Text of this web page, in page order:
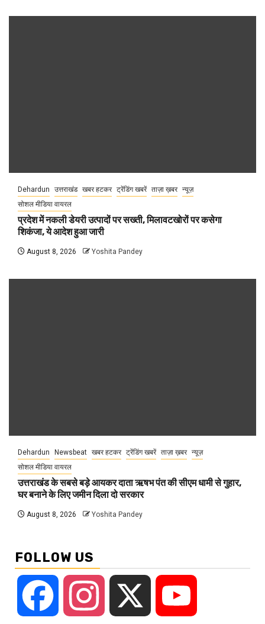
Dehardun उत्तराखंड खबर हटकर ट्रेंडिंग खबरें ताज़ा ख़बर न्यूज़
सोशल मीडिया वायरल
प्रदेश में नकली डेयरी उत्पादों पर सख्ती, मिलावटखोरों पर कसेगा
शिकंजा, ये आदेश हुआ जारी
August 8, 2026 Yoshita Pandey
Dehardun Newsbeat खबर हटकर ट्रेंडिंग खबरें ताज़ा ख़बर न्यूज़
सोशल मीडिया वायरल
उत्तराखंड के सबसे बड़े आयकर दाता ऋषभ पंत की सीएम धामी से गुहार,
घर बनाने के लिए जमीन दिला दो सरकार
August 8, 2026 Yoshita Pandey
FOLLOW US
Facebook Instagram